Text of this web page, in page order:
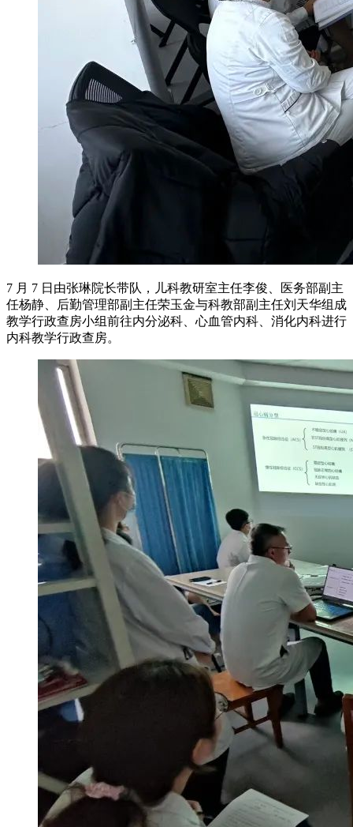
7 月 7 日由张琳院长带队，儿科教研室主任李俊、医务部副主
任杨静、后勤管理部副主任荣玉金与科教部副主任刘天华组成
教学行政查房小组前往内分泌科、心血管内科、消化内科进行
内科教学行政查房。